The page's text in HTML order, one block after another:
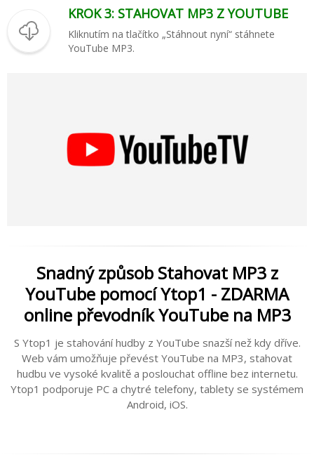
KROK 3: STAHOVAT MP3 Z YOUTUBE
Kliknutím na tlačítko „Stáhnout nyní“ stáhnete
YouTube MP3.
Snadný způsob Stahovat MP3 z
YouTube pomocí Ytop1 - ZDARMA
online převodník YouTube na MP3
S Ytop1 je stahování hudby z YouTube snazší než kdy dříve.
Web vám umožňuje převést YouTube na MP3, stahovat
hudbu ve vysoké kvalitě a poslouchat offline bez internetu.
Ytop1 podporuje PC a chytré telefony, tablety se systémem
Android, iOS.